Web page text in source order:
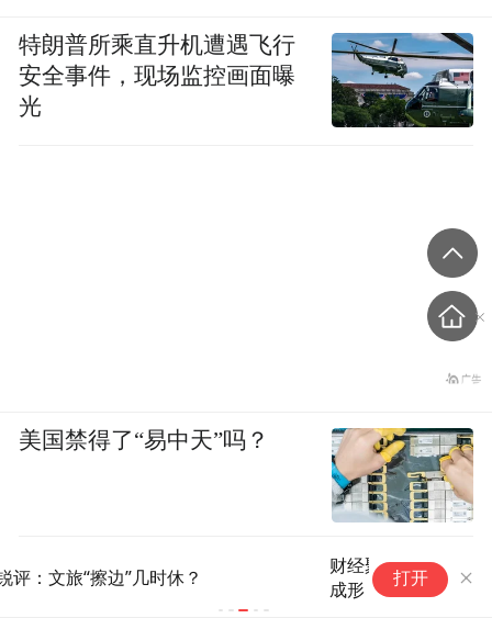
财经聚焦｜“科技+”升温，研学新赛道加速
成形
打开
特朗普所乘直升机遭遇飞行
安全事件，现场监控画面曝
光
美国禁得了“易中天”吗？